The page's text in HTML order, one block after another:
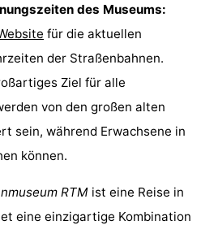
des Museums:
für die aktuellen
der Straßenbahnen.
Ziel für alle
von den großen alten
sein, während Erwachsene in
können.
RTM ist eine Reise in
eine einzigartige Kombination